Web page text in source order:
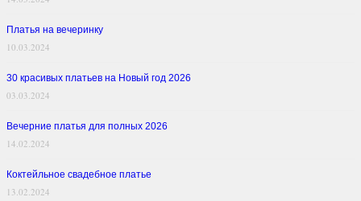
Платья на вечеринку
10.03.2024
30 красивых платьев на Новый год 2026
03.03.2024
Вечерние платья для полных 2026
14.02.2024
Коктейльное свадебное платье
13.02.2024